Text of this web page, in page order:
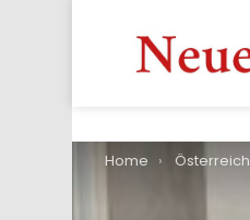
You are here:
Home Österreich